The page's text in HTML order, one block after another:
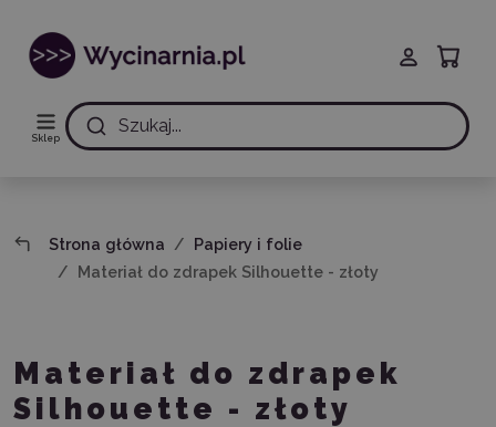
Sklep
Szukaj...
Strona główna
Papiery i folie
Materiał do zdrapek Silhouette - złoty
Materiał do zdrapek
Silhouette - złoty